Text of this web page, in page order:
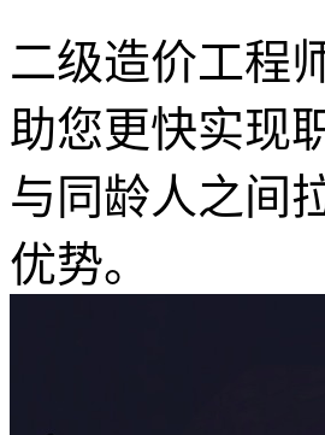
二级造价工程
助您更快实现
与同龄人之间
优势。